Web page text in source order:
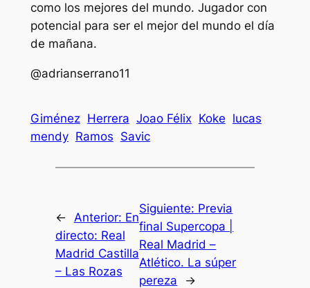
como los mejores del mundo. Jugador con
potencial para ser el mejor del mundo el día
de mañana.
@adrianserrano11
Giménez Herrera Joao Félix Koke lucas
mendy Ramos Savic
← Anterior: En
directo: Real
Madrid Castilla
– Las Rozas
Siguiente: Previa
final Supercopa |
Real Madrid –
Atlético. La súper
pereza
→